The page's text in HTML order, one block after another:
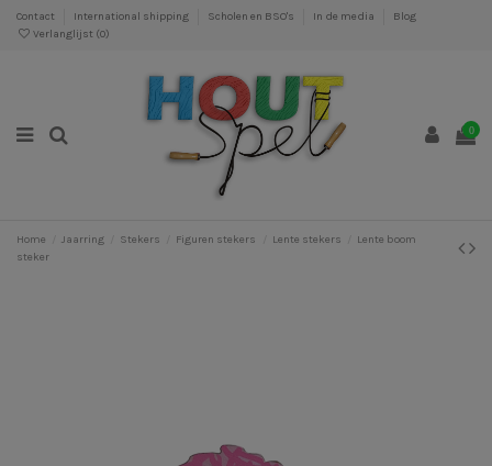
Contact International shipping Scholen en BSO's In de media
Blog
Verlanglijst (0)
0
Home Jaarring Stekers Figuren stekers Lente stekers
Lente boom
steker